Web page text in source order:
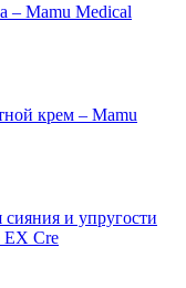
– Mamu Medical
крем – Mamu
и упругости
EX Cre